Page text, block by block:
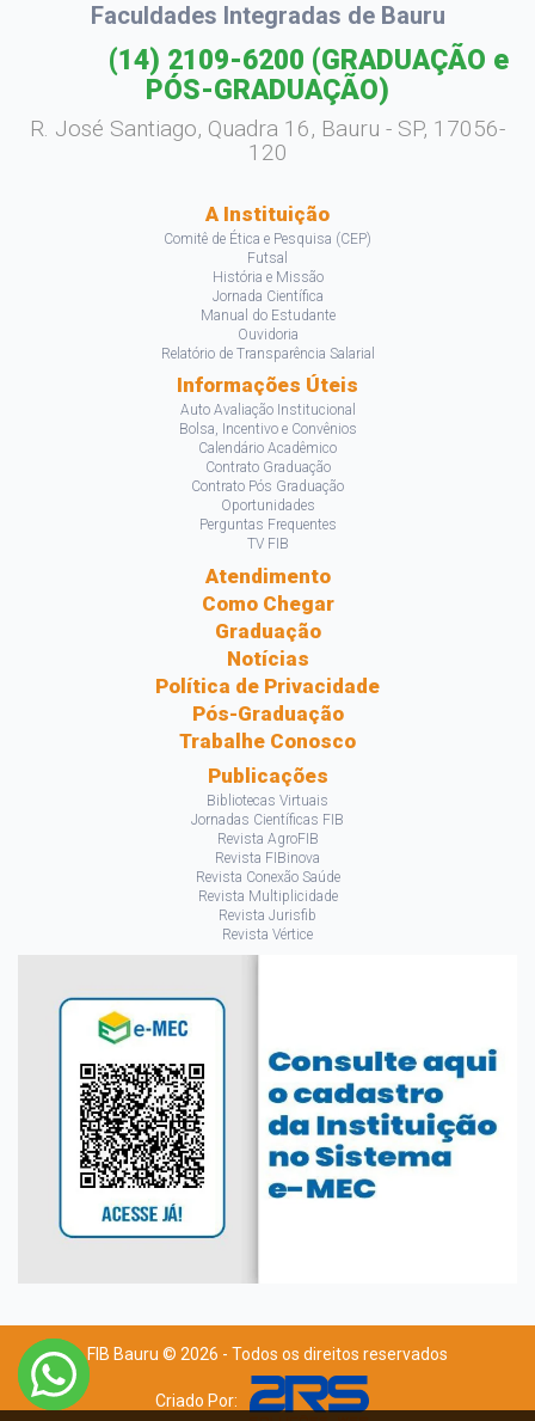
Faculdades Integradas de Bauru
(14) 2109-6200 (GRADUAÇÃO e
PÓS-GRADUAÇÃO)
R. José Santiago, Quadra 16, Bauru - SP, 17056-
120
A Instituição
Comitê de Ética e Pesquisa (CEP)
Futsal
História e Missão
Jornada Científica
Manual do Estudante
Ouvidoria
Relatório de Transparência Salarial
Informações Úteis
Auto Avaliação Institucional
Bolsa, Incentivo e Convênios
Calendário Acadêmico
Contrato Graduação
Contrato Pós Graduação
Oportunidades
Perguntas Frequentes
TV FIB
Atendimento
Como Chegar
Graduação
Notícias
Política de Privacidade
Pós-Graduação
Trabalhe Conosco
Publicações
Bibliotecas Virtuais
Jornadas Científicas FIB
Revista AgroFIB
Revista FIBinova
Revista Conexão Saúde
Revista Multiplicidade
Revista Jurisfib
Revista Vértice
FIB Bauru © 2026 - Todos os direitos reservados
Criado Por: